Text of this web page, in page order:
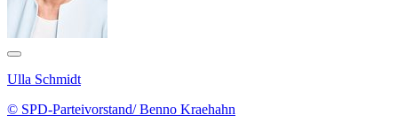
Ulla Schmidt
© SPD-Parteivorstand/ Benno Kraehahn